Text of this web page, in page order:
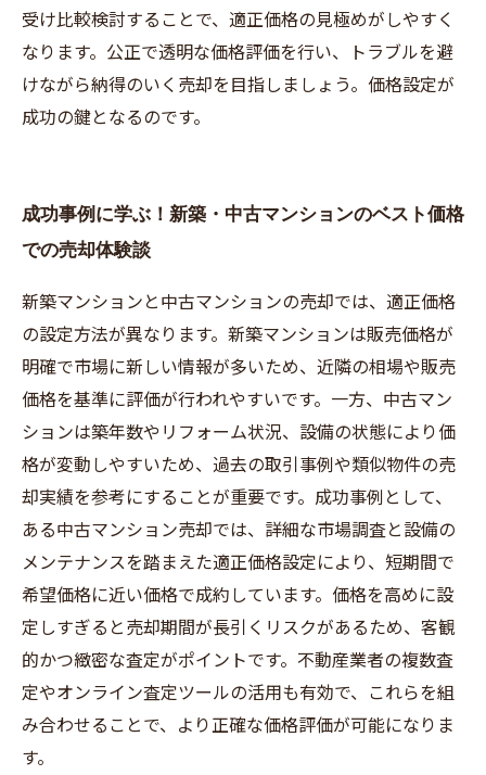
受け比較検討することで、適正価格の見極めがしやすく
なります。公正で透明な価格評価を行い、トラブルを避
けながら納得のいく売却を目指しましょう。価格設定が
成功の鍵となるのです。
成功事例に学ぶ！新築・中古マンションのベスト価格
での売却体験談
新築マンションと中古マンションの売却では、適正価格
の設定方法が異なります。新築マンションは販売価格が
明確で市場に新しい情報が多いため、近隣の相場や販売
価格を基準に評価が行われやすいです。一方、中古マン
ションは築年数やリフォーム状況、設備の状態により価
格が変動しやすいため、過去の取引事例や類似物件の売
却実績を参考にすることが重要です。成功事例として、
ある中古マンション売却では、詳細な市場調査と設備の
メンテナンスを踏まえた適正価格設定により、短期間で
希望価格に近い価格で成約しています。価格を高めに設
定しすぎると売却期間が長引くリスクがあるため、客観
的かつ緻密な査定がポイントです。不動産業者の複数査
定やオンライン査定ツールの活用も有効で、これらを組
み合わせることで、より正確な価格評価が可能になりま
す。